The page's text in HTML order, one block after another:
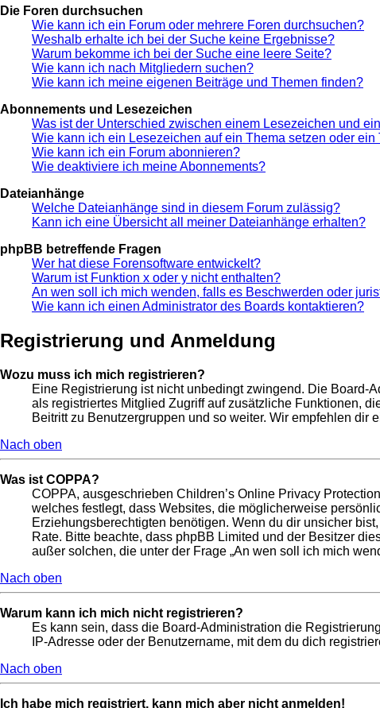
Die Foren durchsuchen
Wie kann ich ein Forum oder mehrere Foren durchsuchen?
Weshalb erhalte ich bei der Suche keine Ergebnisse?
Warum bekomme ich bei der Suche eine leere Seite?
Wie kann ich nach Mitgliedern suchen?
Wie kann ich meine eigenen Beiträge und Themen finden?
Abonnements und Lesezeichen
Was ist der Unterschied zwischen einem Lesezeichen und
Wie kann ich ein Lesezeichen auf ein Thema setzen oder
Wie kann ich ein Forum abonnieren?
Wie deaktiviere ich meine Abonnements?
Dateianhänge
Welche Dateianhänge sind in diesem Forum zulässig?
Kann ich eine Übersicht all meiner Dateianhänge erhalten?
phpBB betreffende Fragen
Wer hat diese Forensoftware entwickelt?
Warum ist Funktion x oder y nicht enthalten?
An wen soll ich mich wenden, falls es Beschwerden oder
Wie kann ich einen Administrator des Boards kontaktieren?
Registrierung und Anmeldung
Wozu muss ich mich registrieren?
Eine Registrierung ist nicht unbedingt zwingend. Die Board-
als registriertes Mitglied Zugriff auf zusätzliche Funktionen,
Beitritt zu Benutzergruppen und so weiter. Wir empfehlen
Nach oben
Was ist COPPA?
COPPA, ausgeschrieben Children’s Online Privacy
welches festlegt, dass Websites, die möglicherweise
Erziehungsberechtigten benötigen. Wenn du dir unsicher
Rate. Bitte beachte, dass phpBB Limited und der Besitzer
außer solchen, die unter der Frage „An wen soll ich mich
Nach oben
Warum kann ich mich nicht registrieren?
Es kann sein, dass die Board-Administration die
IP-Adresse oder der Benutzername, mit dem du dich
Nach oben
Ich habe mich registriert, kann mich aber nicht anmelden!